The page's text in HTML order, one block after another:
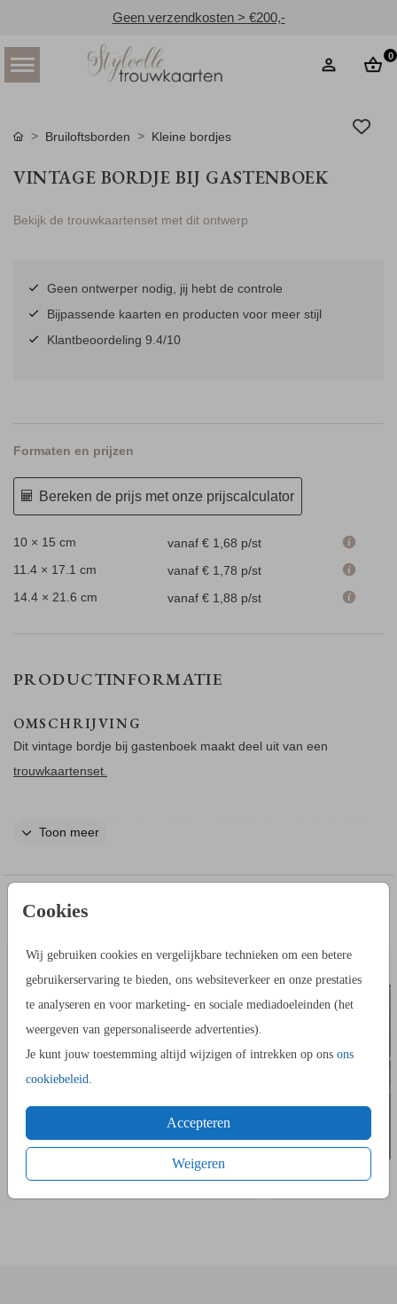
Geen verzendkosten > €200,-
0
Cookies
Wij gebruiken cookies en vergelijkbare technieken om een betere
gebruikerservaring te bieden, ons websiteverkeer en onze prestaties
te analyseren en voor marketing- en sociale mediadoeleinden (het
weergeven van gepersonaliseerde advertenties).
Je kunt jouw toestemming altijd wijzigen of intrekken op ons ons
cookiebeleid
Accepteren
Weigeren
Bruiloftsborden Kleine bordjes
VINTAGE BORDJE BIJ GASTENBOEK
Bekijk de trouwkaartenset met dit ontwerp
Geen ontwerper nodig, jij hebt de controle
Bijpassende kaarten en producten voor meer stijl
Klantbeoordeling 9.4/10
Formaten en prijzen
Bereken de prijs met onze prijscalculator
10 × 15 cm vanaf € 1,68 p/st
11.4 × 17.1 cm
vanaf € 1,78 p/st
14.4 × 21.6 cm
vanaf € 1,88 p/st
PRODUCTINFORMATIE
OMSCHRIJVING
Dit vintage bordje bij gastenboek maakt deel uit van een
trouwkaartenset.
wordt.
Toon meer
IN DEZELFDE STIJL KUN JE DIT OOK